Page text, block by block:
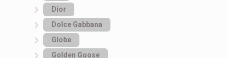
Dior
Dolce Gabbana
Globe
Golden Goose